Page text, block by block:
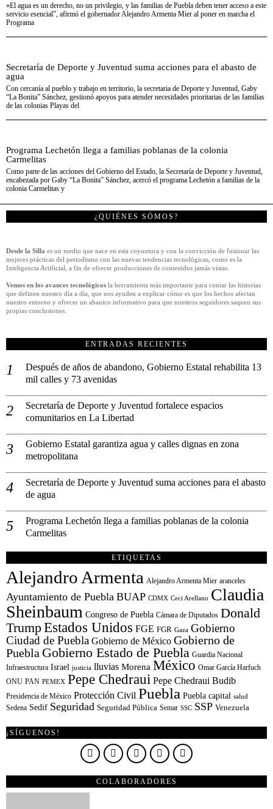
«El agua es un derecho, no un privilegio, y las familias de Puebla deben tener acceso a este
servicio esencial”, afirmó el gobernador Alejandro Armenta Mier al poner en marcha el
Programa
Secretaría de Deporte y Juventud suma acciones para el abasto de
agua
Con cercanía al pueblo y trabajo en territorio, la secretaria de Deporte y Juventud, Gaby
“La Bonita” Sánchez, gestionó apoyos para atender necesidades prioritarias de las familias
de las colonias Playas del
Programa Lechetón llega a familias poblanas de la colonia
Carmelitas
Como parte de las acciones del Gobierno del Estado, la Secretaría de Deporte y Juventud,
encabezada por Gaby “La Bonita” Sánchez, acercó el programa Lechetón a familias de la
colonia Carmelitas y
¿QUIÉNES SÓMOS?
Desde la Silla es un medio que nace en esta coyuntura y con la convicción de fusionar las
mejores prácticas del periodismo con las nuevas tendencias tecnológicas, como es la
Inteligencia Artificial, a fin de ofrecer producciones de contenidos jamás vistas.
Vemos en los avances tecnológicos la herramienta más importante para contar las historias
que definen nuestro día a día, que nos ayuden a explicar cómo es que los hechos afectan
nuestro entorno y ofrecer un abanico informativo para que nuestros seguidores saquen sus
propias conclusiones.
ENTRADAS RECIENTES
Después de años de abandono, Gobierno Estatal rehabilita 13
mil calles y 73 avenidas
Secretaría de Deporte y Juventud fortalece espacios
comunitarios en La Libertad
Gobierno Estatal garantiza agua y calles dignas en zona
metropolitana
Secretaría de Deporte y Juventud suma acciones para el abasto
de agua
Programa Lechetón llega a familias poblanas de la colonia
Carmelitas
ETIQUETAS
Alejandro Armenta Alejandro Armenta Mier aranceles
Ayuntamiento de Puebla BUAP CDMX Ceci Arellano Claudia
Sheinbaum Congreso de Puebla Cámara de Diputados Donald
TrumpEstados Unidos FGE FGR Gaza Gobierno
Ciudad de Puebla Gobierno de México Gobierno de
Puebla Gobierno Estado de Puebla Guardia Nacional
Infraestructura Israel justicia lluvias Morena México Omar García Harfuch
ONU PAN PEMEX Pepe Chedraui Pepe Chedraui Budib
Presidencia de México Protección Civil Puebla Puebla capital salud
Sedena Sedif Seguridad Seguridad Pública Semar SSC SSP Venezuela
¡SÍGUENOS!
COLABORADORES